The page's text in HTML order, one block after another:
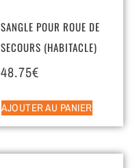
SANGLE POUR ROUE DE
SECOURS (HABITACLE)
48.75€
AJOUTER AU PANIER